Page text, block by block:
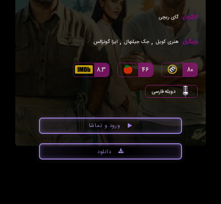
کارگردان: گای ریچی
بازیگران: هنری کویل , جک جیلنهال , ایزا گونزالس
80
46
8.3
دوبله فارسی
ورود و تماشا
دانلود